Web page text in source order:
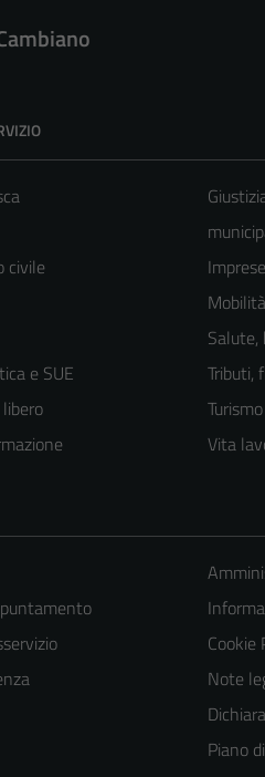
civile
e SUE
Salute,
Tributi,
Turismo
Vita
Cookie
Note
Piano